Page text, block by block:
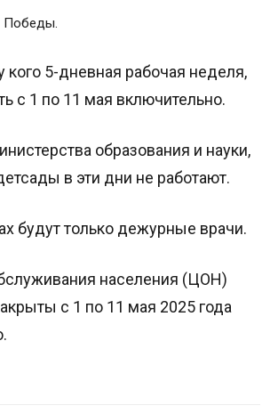
Победы.
кого 5-дневная рабочая неделя,
с 1 по 11 мая включительно.
образования и науки,
в эти дни не работают.
будут только дежурные врачи.
населения (ЦОН)
с 1 по 11 мая 2025 года